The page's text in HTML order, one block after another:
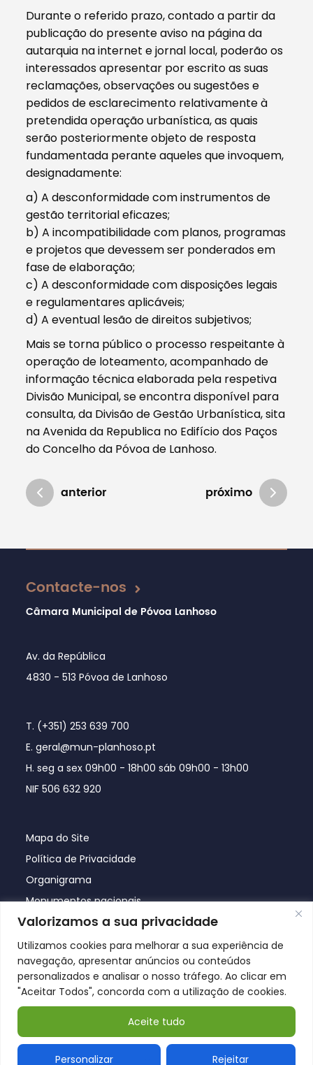
Valorizamos a sua privacidade
Utilizamos cookies para melhorar a sua experiência de
navegação, apresentar anúncios ou conteúdos
personalizados e analisar o nosso tráfego. Ao clicar em
"Aceitar Todos", concorda com a utilização de cookies.
Personalizar Rejeitar
Aceite tudo
Durante o referido prazo, contado a partir da
publicação do presente aviso na página da
autarquia na internet e jornal local, poderão os
interessados apresentar por escrito as suas
reclamações, observações ou sugestões e
pedidos de esclarecimento relativamente à
pretendida operação urbanística, as quais
serão posteriormente objeto de resposta
fundamentada perante aqueles que invoquem,
designadamente:
a) A desconformidade com instrumentos de
gestão territorial eficazes;
b) A incompatibilidade com planos, programas
e projetos que devessem ser ponderados em
fase de elaboração;
c) A desconformidade com disposições legais
e regulamentares aplicáveis;
d) A eventual lesão de direitos subjetivos;
Mais se torna público o processo respeitante à
operação de loteamento, acompanhado de
informação técnica elaborada pela respetiva
Divisão Municipal, se encontra disponível para
consulta, da Divisão de Gestão Urbanística, sita
na Avenida da Republica no Edifício dos Paços
do Concelho da Póvoa de Lanhoso.
anterior próximo
Atualizado em 01/08/2024
Contacte-nos
Câmara Municipal de Póvoa Lanhoso
Av. da República
4830 - 513 Póvoa de Lanhoso
T. (+351) 253 639 700
E. geral@mun-planhoso.pt
H. seg a sex 09h00 - 18h00 sáb 09h00 - 13h00
NIF 506 632 920
Mapa do Site
Política de Privacidade
Organigrama
Monumentos nacionais
© Póvoa de Lanhoso 2026